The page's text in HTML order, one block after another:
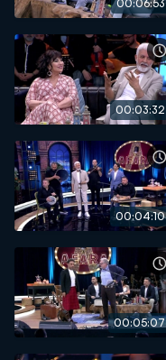
00:06:53
00:03:32
00:04:10
00:05:07